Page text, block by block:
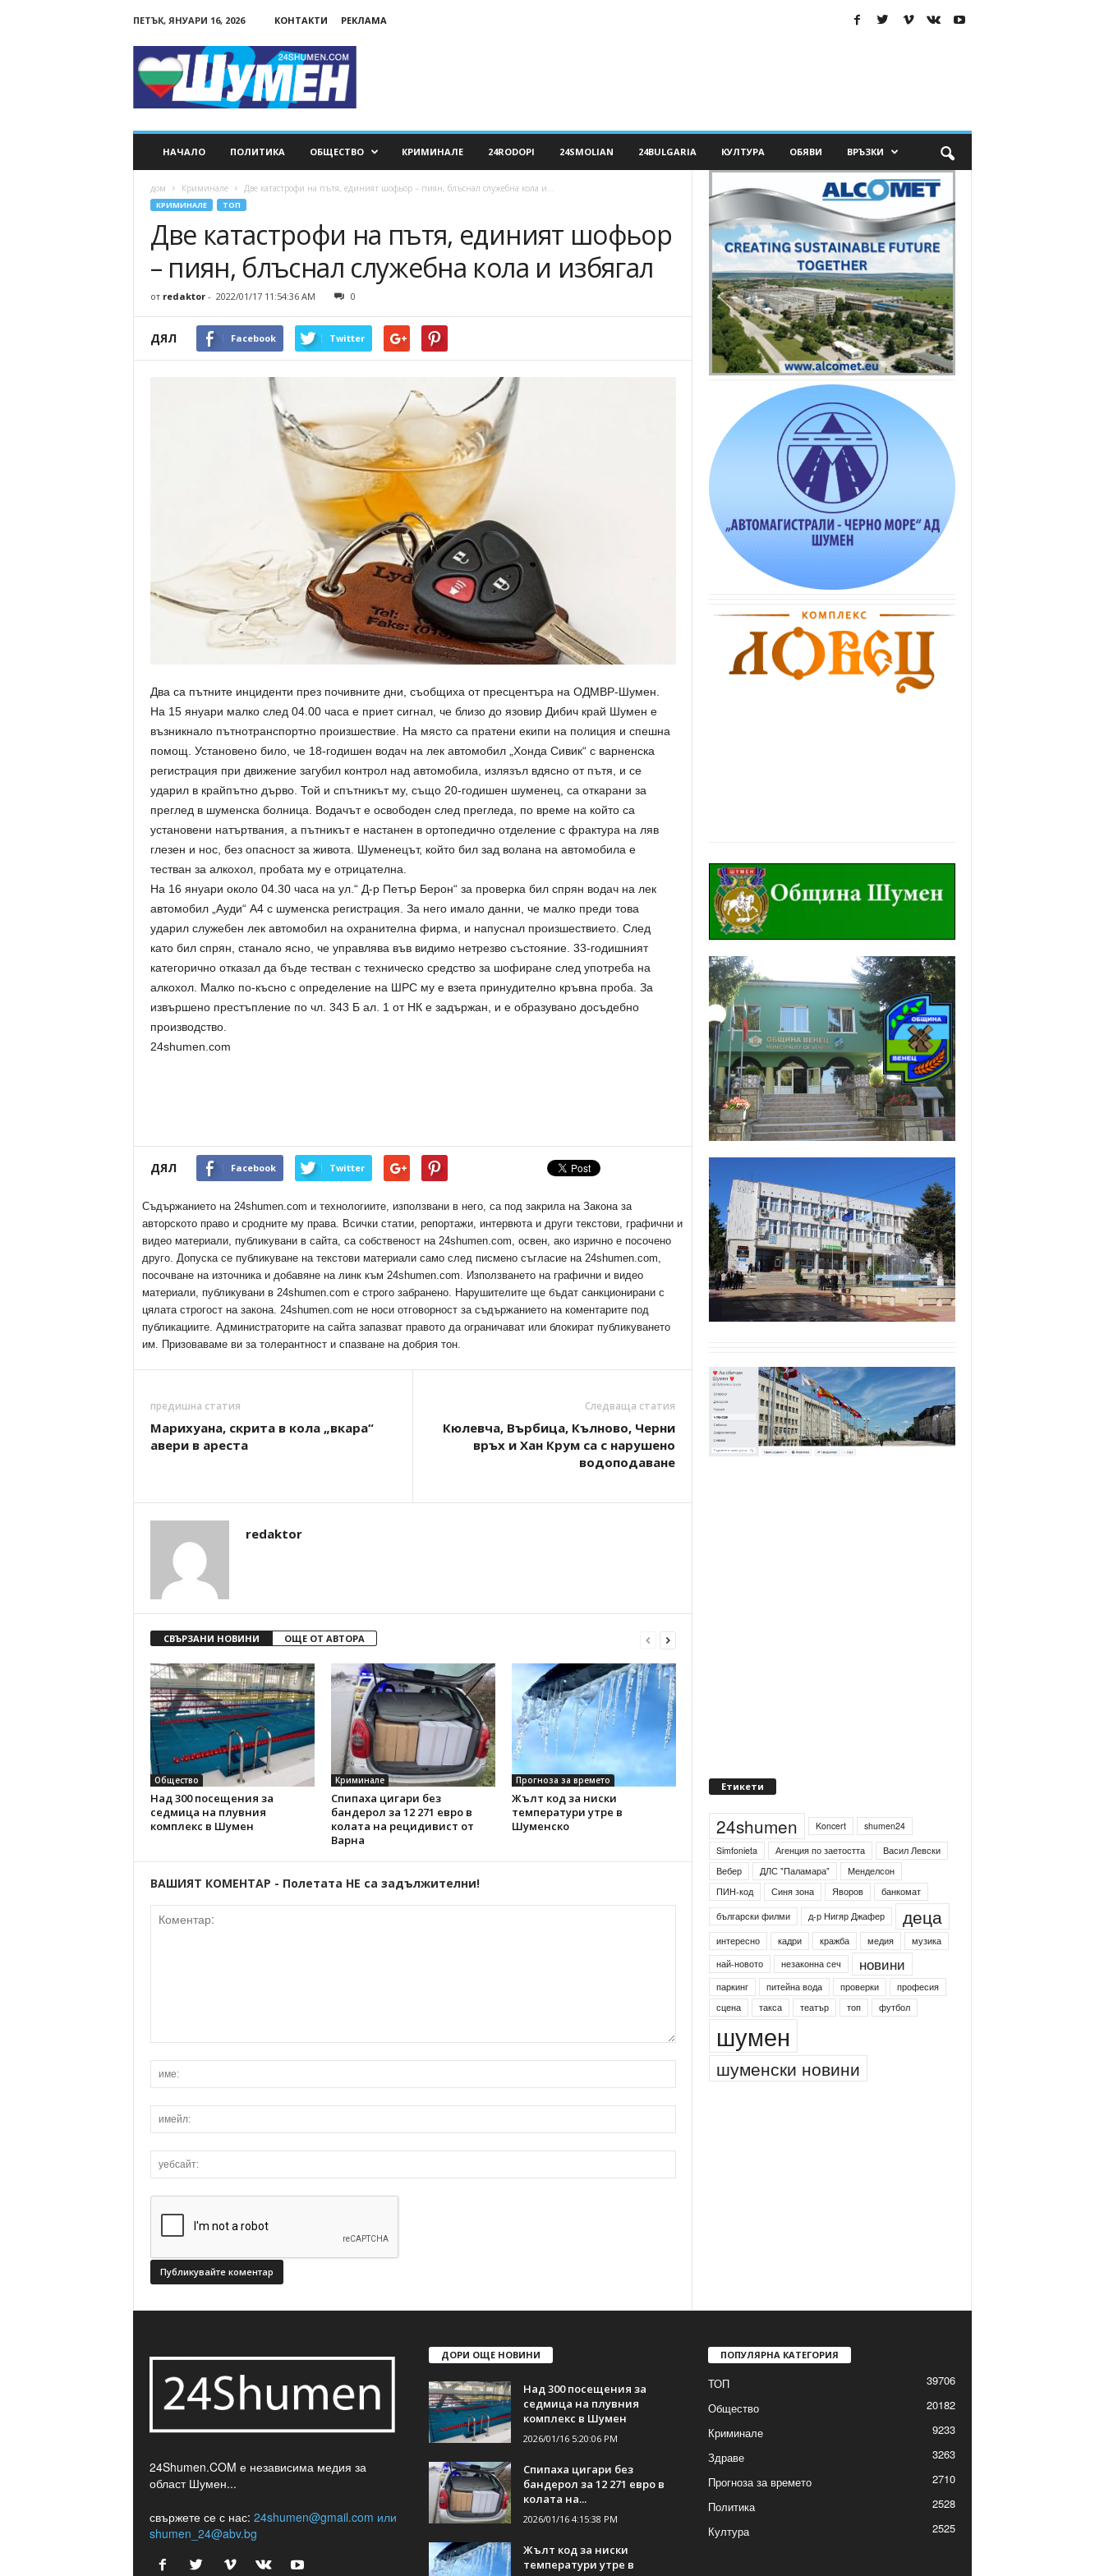
ПЕТЪК, ЯНУАРИ 16, 2026 КОНТАКТИ РЕКЛАМА
НАЧАЛО ПОЛИТИКА ОБЩЕСТВО КРИМИНАЛЕ 24RODOPI 24SMOLIAN 24BULGARIA КУЛТУРА ОБЯВИ ВРЪЗКИ
дом Криминале Две катастрофи на пътя, единият шофьор – пиян, блъснал служебна кола и...
КРИМИНАЛЕ ТОП
Две катастрофи на пътя, единият шофьор
– пиян, блъснал служебна кола и избягал
от redaktor- 2022/01/17 11:54:36 AM 0
ДЯЛ Facebook Twitter
Два са пътните инциденти през почивните дни, съобщиха от пресцентъра на ОДМВР-Шумен.
На 15 януари малко след 04.00 часа е приет сигнал, че близо до язовир Дибич край Шумен е
възникнало пътнотранспортно произшествие. На място са пратени екипи на полиция и спешна
помощ. Установено било, че 18-годишен водач на лек автомобил „Хонда Сивик“ с варненска
регистрация при движение загубил контрол над автомобила, излязъл вдясно от пътя, и се
ударил в крайпътно дърво. Той и спътникът му, също 20-годишен шуменец, са откарани за
преглед в шуменска болница. Водачът е освободен след прегледа, по време на който са
установени натъртвания, а пътникът е настанен в ортопедично отделение с фрактура на ляв
глезен и нос, без опасност за живота. Шуменецът, който бил зад волана на автомобила е
тестван за алкохол, пробата му е отрицателна.
На 16 януари около 04.30 часа на ул.“ Д-р Петър Берон“ за проверка бил спрян водач на лек
автомобил „Ауди“ А4 с шуменска регистрация. За него имало данни, че малко преди това
ударил служебен лек автомобил на охранителна фирма, и напуснал произшествието. След
като бил спрян, станало ясно, че управлява във видимо нетрезво състояние. 33-годишният
категорично отказал да бъде тестван с техническо средство за шофиране след употреба на
алкохол. Малко по-късно с определение на ШРС му е взета принудително кръвна проба. За
извършено престъпление по чл. 343 Б ал. 1 от НК е задържан, и е образувано досъдебно
производство.
24shumen.com
ДЯЛ Facebook Twitter
Съдържанието на 24shumen.com и технологиите, използвани в него, са под закрила на Закона за
авторското право и сродните му права. Всички статии, репортажи, интервюта и други текстови, графични и
видео материали, публикувани в сайта, са собственост на 24shumen.com, освен, ако изрично е посочено
друго. Допуска се публикуване на текстови материали само след писмено съгласие на 24shumen.com,
посочване на източника и добавяне на линк към 24shumen.com. Използването на графични и видео
материали, публикувани в 24shumen.com е строго забранено. Нарушителите ще бъдат санкционирани с
цялата строгост на закона. 24shumen.com не носи отговорност за съдържанието на коментарите под
публикациите. Администраторите на сайта запазват правото да ограничават или блокират публикуването
им. Призоваваме ви за толерантност и спазване на добрия тон.
предишна статия
Марихуана, скрита в кола „вкара“
авери в ареста
Следваща статия
Кюлевча, Върбица, Кълново, Черни
връх и Хан Крум са с нарушено
водоподаване
redaktor
СВЪРЗАНИ НОВИНИ ОЩЕ ОТ АВТОРА
Общество
Над 300 посещения за
седмица на плувния
комплекс в Шумен
Криминале
Спипаха цигари без
бандерол за 12 271 евро в
колата на рецидивист от
Варна
Прогноза за времето
Жълт код за ниски
температури утре в
Шуменско
ВАШИЯТ КОМЕНТАР - Полетата НЕ са задължителни!
Етикети
24shumen Koncert
shumen24
Simfonieta
Агенция по заетостта
Васил Левски
Вебер
ДЛС "Паламара"
Менделсон
ПИН-код
Синя зона Яворов
банкомат
български филми
д-р Нигяр Джафер деца
интересно кадри кражба медия
музика
най-новото
незаконна сеч новини
паркинг питейна вода проверки
професия
сцена
такса театър топ футбол
шумен
шуменски новини
24Shumen.COM е независима медия за
област Шумен...
свържете се с нас: 24shumen@gmail.com или
shumen_24@abv.bg
ДОРИ ОЩЕ НОВИНИ
Над 300 посещения за
седмица на плувния
комплекс в Шумен
2026/01/16 5:20:06 PM
Спипаха цигари без
бандерол за 12 271 евро в
колата на...
2026/01/16 4:15:38 PM
Жълт код за ниски
температури утре в
ПОПУЛЯРНА КАТЕГОРИЯ
ТОП
39706
Общество
20182
Криминале
9233
Здраве
3263
Прогноза за времето
2710
Политика
2528
Култура
2525